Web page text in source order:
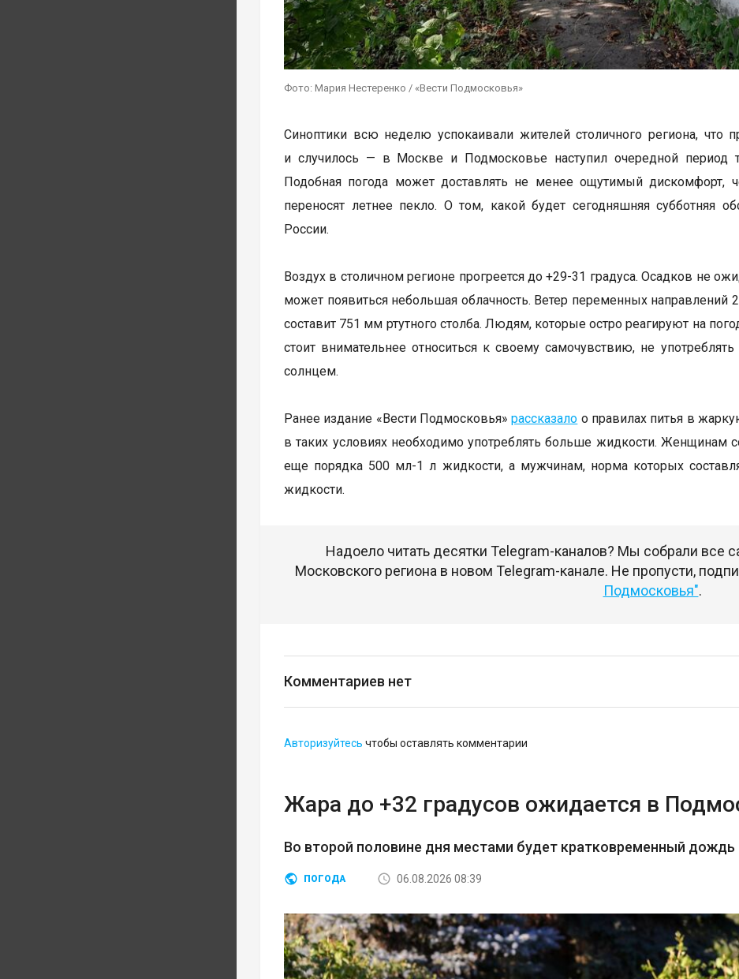
Фото: Мария Нестеренко / «Вести Подмосковья»
Синоптики всю неделю успокаивали жителей столичного региона, что
и случилось — в Москве и Подмосковье наступил очередной период
Подобная погода может доставлять не менее ощутимый
переносят летнее пекло. О том, какой будет сегодняшняя субботняя
России.
Воздух в столичном регионе прогреется до +29-31 градуса. Осадков не
может появиться небольшая облачность. Ветер переменных
составит 751 мм ртутного столба. Людям, которые остро реагируют на
стоит внимательнее относиться к своему самочувствию, не
солнцем.
Ранее издание «Вести Подмосковья»рассказало о правилах питья в
в таких условиях необходимо употреблять больше жидкости. Женщинам
еще порядка 500 мл-1 л жидкости, а мужчинам, норма которых
жидкости.
Надоело читать десятки Telegram-каналов? Мы собрали все
Московского региона в новом Telegram-канале. Не пропусти,
Подмосковья".
Комментариев нет
Авторизуйтесь чтобы оставлять комментарии
Жара до +32 градусов ожидается в
Во второй половине дня местами будет кратковременный дождь
ПОГОДА 06.08.2026 08:39